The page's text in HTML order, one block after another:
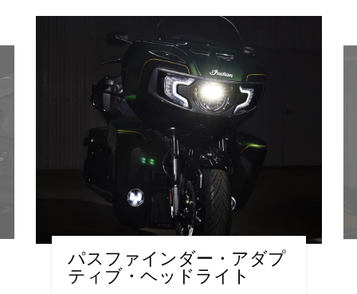
パスファインダー・アダプ
ティブ・ヘッドライト